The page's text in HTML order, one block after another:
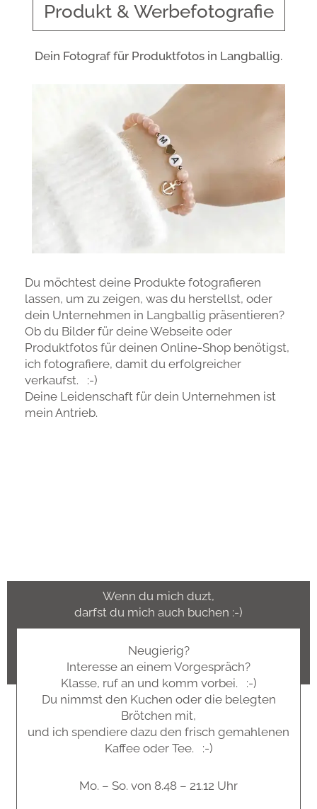
Produkt & Werbefotografie
Dein Fotograf für Produktfotos in Langballig.
Du möchtest deine Produkte fotografieren
lassen, um zu zeigen, was du herstellst, oder
dein Unternehmen in Langballig präsentieren?
Ob du Bilder für deine Webseite oder
Produktfotos für deinen Online-Shop benötigst,
ich fotografiere, damit du erfolgreicher
verkaufst. :-)
Deine Leidenschaft für dein Unternehmen ist
mein Antrieb.
Wenn du mich duzt,
darfst du mich auch buchen :-)
Neugierig?
Interesse an einem Vorgespräch?
Klasse, ruf an und komm vorbei. :-)
Du nimmst den Kuchen oder die belegten
Brötchen mit,
und ich spendiere dazu den frisch gemahlenen
Kaffee oder Tee. :-)
Mo. – So. von 8.48 – 21.12 Uhr